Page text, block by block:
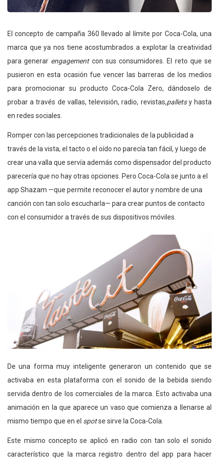
El concepto de campaña 360 llevado al límite por Coca-Cola, una
marca que ya nos tiene acostumbrados a explotar la creatividad
para generar engagementcon sus consumidores. El reto que se
pusieron en esta ocasión fue vencer las barreras de los medios
para promocionar su producto Coca-Cola Zero, dándoselo de
probar a través de vallas, televisión, radio, revistas,palletsy hasta
en redes sociales.
Romper con las percepciones tradicionales de la publicidad a
través de la vista, el tacto o el oído no parecía tan fácil, y luego de
crear una valla que servía además como dispensador del producto
parecería que no hay otras opciones. Pero Coca-Cola se junto a el
app Shazam —que permite reconocer el autor y nombre de una
canción con tan solo escucharla— para crear puntos de contacto
con el consumidor a través de sus dispositivos móviles.
De una forma muy inteligente generaron un contenido que se
activaba en esta plataforma con el sonido de la bebida siendo
servida dentro de los comerciales de la marca. Esto activaba una
animación en la que aparece un vaso que comienza a llenarse al
mismo tiempo que en el spotse sirve la Coca-Cola.
Este mismo concepto se aplicó en radio con tan solo el sonido
característico que la marca registro dentro del app para hacer